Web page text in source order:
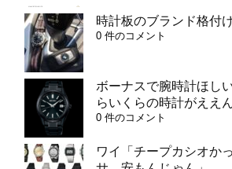
時計板のブランド格付
0 件のコメント
ボーナスで腕時計ほし
らいくらの時計がええ
0 件のコメント
ワイ「チープカシオか